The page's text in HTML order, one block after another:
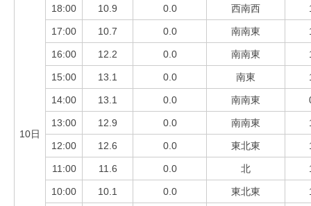
10日
18:00 10.9 0.0 西南西
17:00 10.7 0.0 南南東
16:00 12.2 0.0 南南東
15:00 13.1 0.0 南東
14:00 13.1 0.0 南南東
13:00 12.9 0.0 南南東
12:00 12.6 0.0 東北東
11:00 11.6 0.0 北
10:00 10.1 0.0 東北東